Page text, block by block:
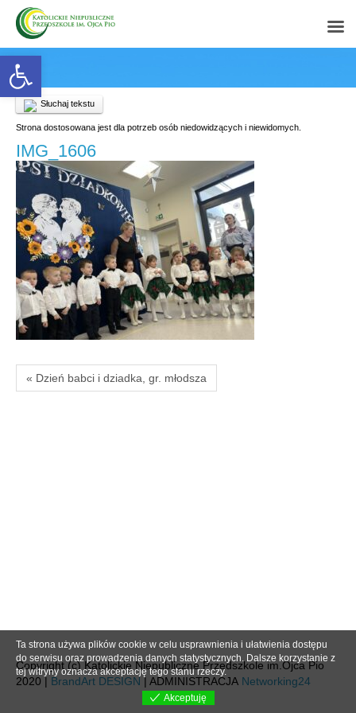
Open toolbar
Słuchaj tekstu
Strona dostosowana jest dla potrzeb osób niedowidzących i niewidomych.
IMG_1606
« Dzień babci i dziadka, gr. młodsza
Copyright (c) Katolickie Niepubliczne Przedszkole im.Ojca Pio
2020 | BrandArt DESIGN | ADMINISTRACJA Networking24
Ta strona używa plików cookie w celu usprawnienia i ułatwienia dostępu
do serwisu oraz prowadzenia danych statystycznych. Dalsze korzystanie z
tej witryny oznacza akceptację tego stanu rzeczy.
Akceptuję